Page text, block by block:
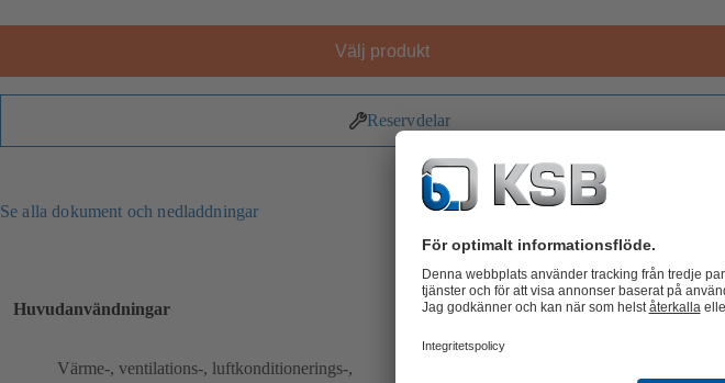
Välj produkt
Reservdelar
Se alla dokument och nedladdningar
Huvudanvändningar
Värme-, ventilations-, luftkonditionerings-,